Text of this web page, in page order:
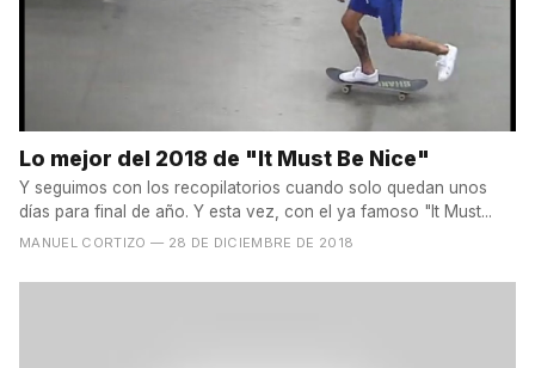
Lo mejor del 2018 de "It Must Be Nice"
Y seguimos con los recopilatorios cuando solo quedan unos
días para final de año. Y esta vez, con el ya famoso "It Must...
MANUEL CORTIZO — 28 DE DICIEMBRE DE 2018